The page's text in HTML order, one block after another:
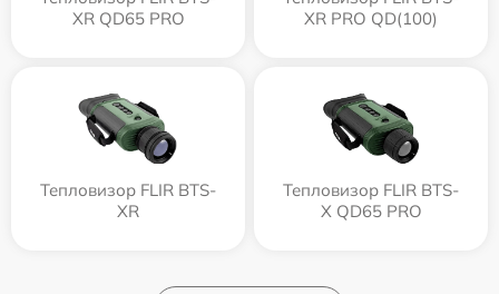
XR QD65 PRO
XR PRO QD(100)
Тепловизор FLIR BTS-
XR
Тепловизор FLIR BTS-
X QD65 PRO